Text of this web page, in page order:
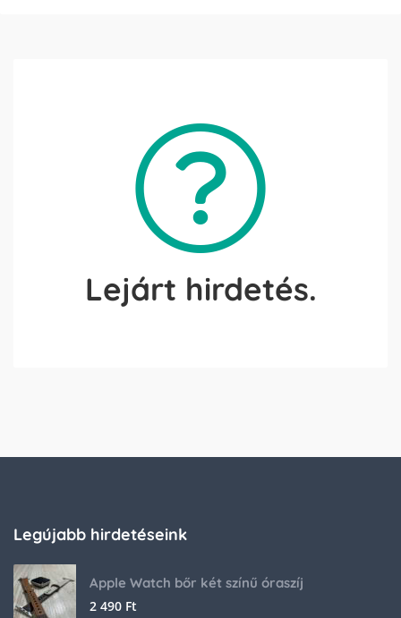
Lejárt hirdetés.
Legújabb hirdetéseink
Apple Watch bőr két színű óraszíj
2 490 Ft